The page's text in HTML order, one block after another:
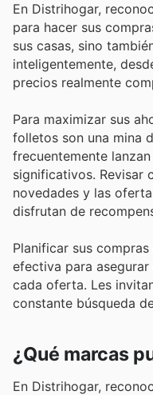
En Distrihogar,
para hacer sus
sus casas, sino
inteligentemente,
precios realmente
Para maximizar sus
folletos son una mina
frecuentemente
significativos. Revisar
novedades y las
disfrutan de
Planificar sus
efectiva para
cada oferta. Les
constante búsqueda
¿Qué marcas
En Distrihogar,